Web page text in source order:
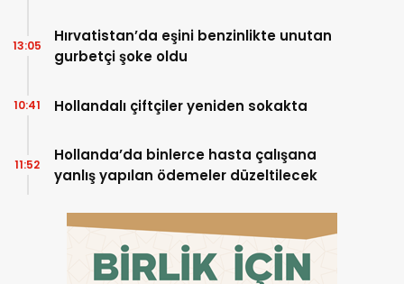
Hırvatistan’da eşini benzinlikte unutan
gurbetçi şoke oldu
13:05
Hollandalı çiftçiler yeniden sokakta
10:41
Hollanda’da binlerce hasta çalışana
yanlış yapılan ödemeler düzeltilecek
11:52